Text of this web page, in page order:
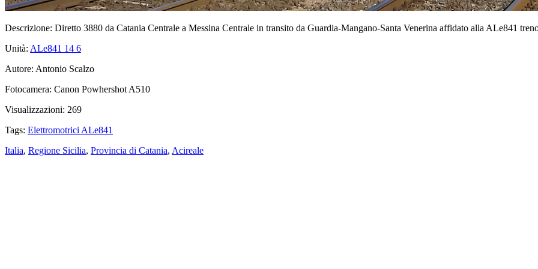
Descrizione: Diretto 3880 da Catania Centrale a Messina Centrale in transito da Guardia-Mangano-Santa Venerina affidato alla ALe841
Unità: ALe841 14 6
Autore: Antonio Scalzo
Fotocamera: Canon Powhershot A510
Visualizzazioni: 269
Tags: Elettromotrici ALe841
Italia, Regione Sicilia, Provincia di Catania, Acireale